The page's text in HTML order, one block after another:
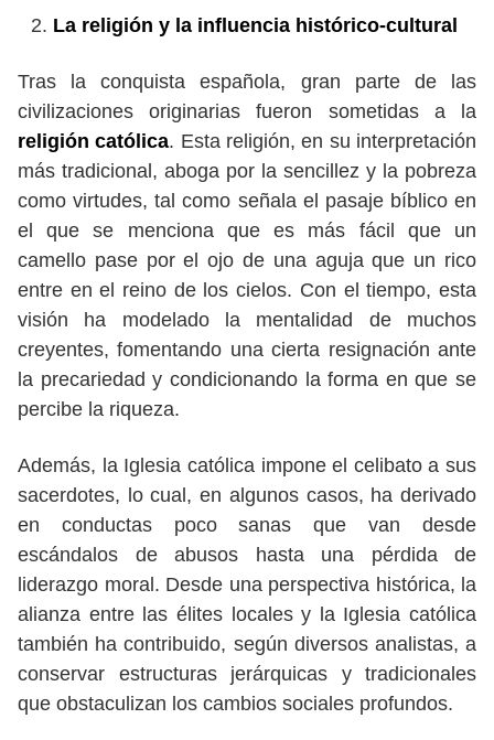
La religión y la influencia histórico-cultural
Tras la conquista española, gran parte de las
civilizaciones originarias fueron sometidas a la
religión católica. Esta religión, en su interpretación
más tradicional, aboga por la sencillez y la pobreza
como virtudes, tal como señala el pasaje bíblico en
el que se menciona que es más fácil que un
camello pase por el ojo de una aguja que un rico
entre en el reino de los cielos. Con el tiempo, esta
visión ha modelado la mentalidad de muchos
creyentes, fomentando una cierta resignación ante
la precariedad y condicionando la forma en que se
percibe la riqueza.
Además, la Iglesia católica impone el celibato a sus
sacerdotes, lo cual, en algunos casos, ha derivado
en conductas poco sanas que van desde
escándalos de abusos hasta una pérdida de
liderazgo moral. Desde una perspectiva histórica, la
alianza entre las élites locales y la Iglesia católica
también ha contribuido, según diversos analistas, a
conservar estructuras jerárquicas y tradicionales
que obstaculizan los cambios sociales profundos.